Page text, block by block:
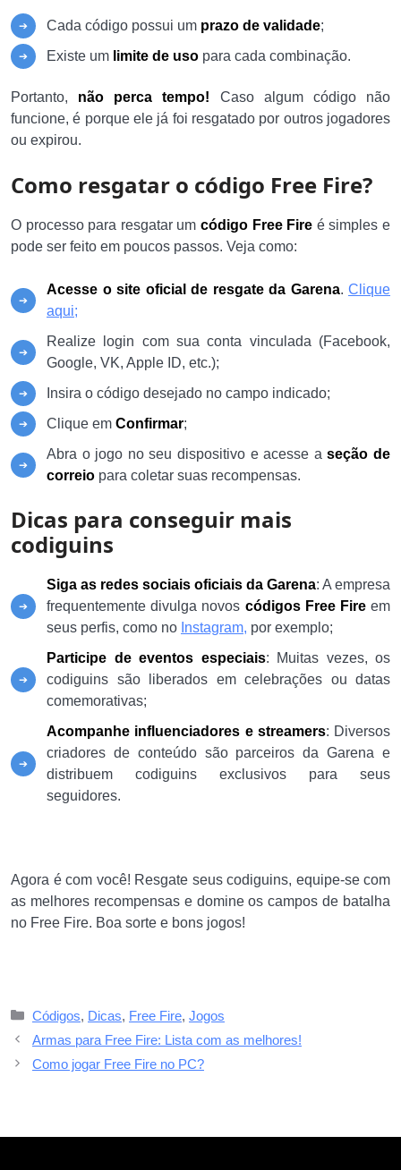
Cada código possui um prazo de validade;
Existe um limite de uso para cada combinação.
Portanto, não perca tempo! Caso algum código não
funcione, é porque ele já foi resgatado por outros jogadores
ou expirou.
Como resgatar o código Free Fire?
O processo para resgatar um código Free Fire é simples e
pode ser feito em poucos passos. Veja como:
Acesse o site oficial de resgate da Garena. Clique
aqui;
Realize login com sua conta vinculada (Facebook,
Google, VK, Apple ID, etc.);
Insira o código desejado no campo indicado;
Clique em Confirmar;
Abra o jogo no seu dispositivo e acesse aseção de
correio para coletar suas recompensas.
Dicas para conseguir mais
codiguins
Siga as redes sociais oficiais da Garena: A empresa
frequentemente divulga novos códigos Free Fireem
seus perfis, como no Instagram, por exemplo;
Participe de eventos especiais: Muitas vezes, os
codiguins são liberados em celebrações ou datas
comemorativas;
Acompanhe influenciadores e streamers: Diversos
criadores de conteúdo são parceiros da Garena e
distribuem codiguins exclusivos para seus
seguidores.
Agora é com você! Resgate seus codiguins, equipe-se com
as melhores recompensas e domine os campos de batalha
no Free Fire. Boa sorte e bons jogos!
Categorias
Códigos, Dicas, Free Fire, Jogos
Armas para Free Fire: Lista com as melhores!
Como jogar Free Fire no PC?